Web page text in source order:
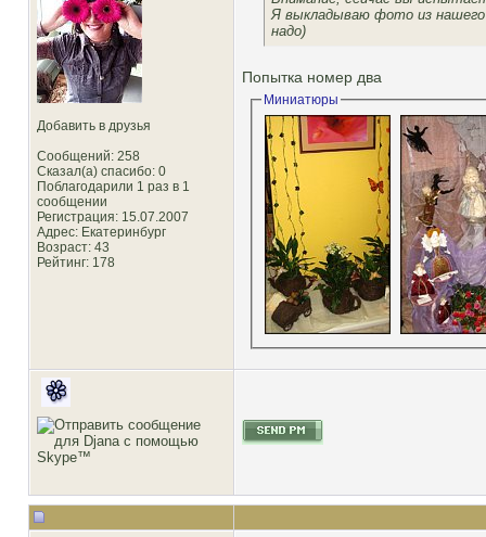
Добавить в друзья
Сообщений: 258
Сказал(а) спасибо: 0
Поблагодарили 1 раз в 1
сообщении
Регистрация: 15.07.2007
Адрес: Екатеринбург
Возраст: 43
Рейтинг: 178
Я выкладываю фото из нашего
надо)
Попытка номер два
Миниатюры